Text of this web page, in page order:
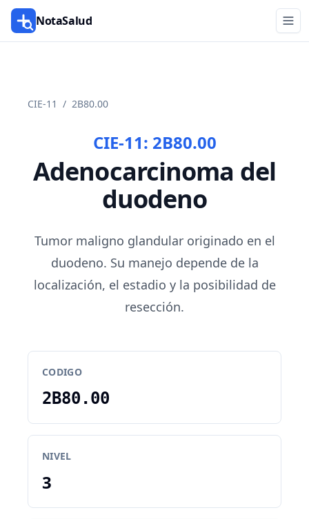
NotaSalud
CIE-11 / 2B80.00
CIE-11: 2B80.00
Adenocarcinoma del
duodeno
Tumor maligno glandular originado en el
duodeno. Su manejo depende de la
localización, el estadio y la posibilidad de
resección.
CODIGO
2B80.00
NIVEL
3